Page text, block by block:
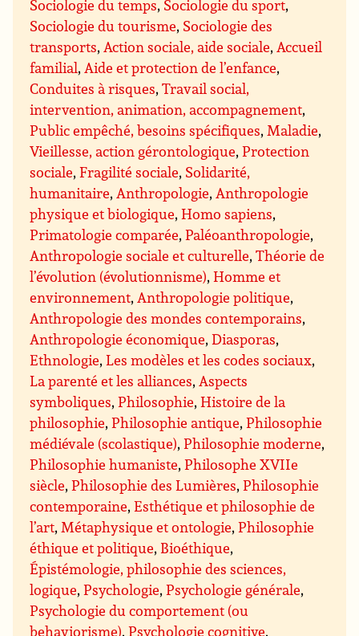
Sociologie du temps, Sociologie du sport,
Sociologie du tourisme, Sociologie des
transports, Action sociale, aide sociale, Accueil
familial, Aide et protection de l’enfance,
Conduites à risques,Travail social,
intervention, animation, accompagnement,
Public empêché, besoins spécifiques, Maladie,
Vieillesse, action gérontologique,Protection
sociale,Fragilité sociale, Solidarité,
humanitaire, Anthropologie, Anthropologie
physique et biologique,Homo sapiens,
Primatologie comparée,Paléoanthropologie,
Anthropologie sociale et culturelle,Théorie de
l’évolution (évolutionnisme),Homme et
environnement, Anthropologie politique,
Anthropologie des mondes contemporains,
Anthropologie économique,Diasporas,
Ethnologie,Les modèles et les codes sociaux,
La parenté et les alliances, Aspects
symboliques,Philosophie,Histoire de la
philosophie,Philosophie antique,Philosophie
médiévale (scolastique),Philosophie moderne,
Philosophie humaniste,Philosophe XVIIe
siècle,Philosophie des Lumières,Philosophie
contemporaine,Esthétique et philosophie de
l’art, Métaphysique et ontologie,Philosophie
éthique et politique, Bioéthique,
Épistémologie, philosophie des sciences,
logique,Psychologie,Psychologie générale,
Psychologie du comportement (ou
behaviorisme),Psychologie cognitive,